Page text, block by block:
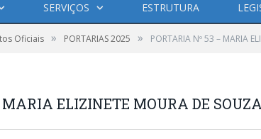
SERVIÇOS ESTRUTURA
Oficiais » PORTARIAS 2025 » PORTARIA Nº 53 – MARIA
ELIZINETE MOURA DE SOUZA